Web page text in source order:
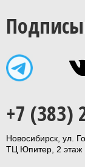
+7 (383)
Новосибирск, ул.
ТЦ Юпитер, 2 этаж